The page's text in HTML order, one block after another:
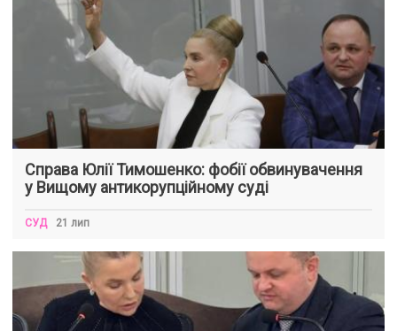
Справа Юлії Тимошенко: фобії обвинувачення
у Вищому антикорупційному суді
СУД 21 лип